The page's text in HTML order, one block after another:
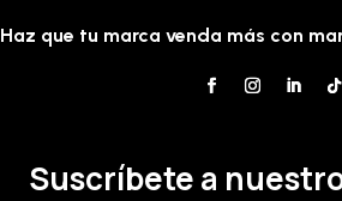
Haz que tu marca venda más con
Suscríbete a